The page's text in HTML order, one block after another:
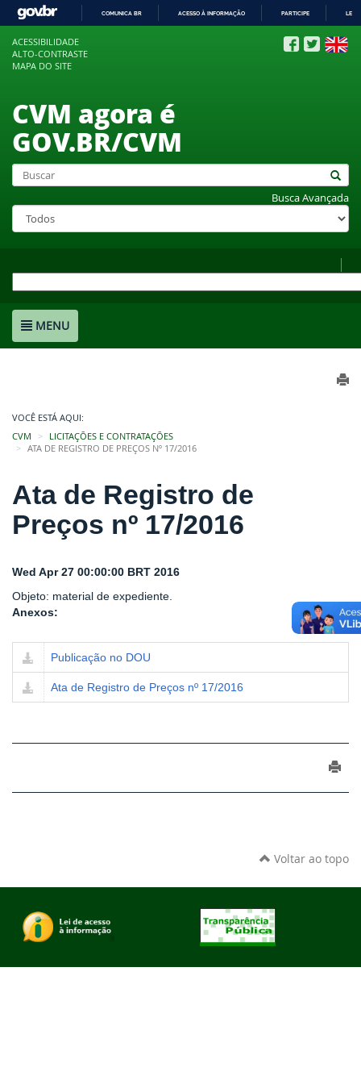
COMUNICA BR ACESSO À INFORMAÇÃO PARTICIPE
ACESSIBILIDADE
ALTO-CONTRASTE
MAPA DO SITE
CVM agora é
GOV.BR/CVM
Busca Avançada
MENU
VOCÊ ESTÁ AQUI:
CVM
LICITAÇÕES E CONTRATAÇÕES
ATA DE REGISTRO DE PREÇOS Nº 17/2016
Ata de Registro de
Preços nº 17/2016
Wed Apr 27 00:00:00 BRT 2016
Objeto: material de expediente.
Anexos:
Publicação no DOU
Ata de Registro de Preços nº 17/2016
Voltar ao topo